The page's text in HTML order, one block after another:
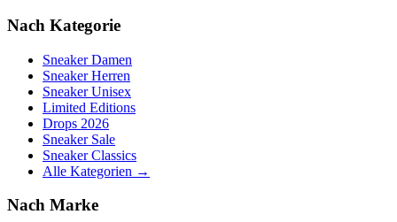
Nach Kategorie
Sneaker Damen
Sneaker Herren
Sneaker Unisex
Limited Editions
Drops 2026
Sneaker Sale
Sneaker Classics
Alle Kategorien →
Nach Marke